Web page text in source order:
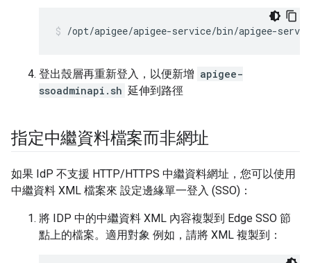
/opt/apigee/apigee-service/bin/apigee-
登出殼層再重新登入，以便新增 apigee-
ssoadminapi.sh 延伸到路徑
指定中繼資料檔案而非網址
如果 IdP 不支援 HTTP/HTTPS 中繼資料網址，您可以使用
中繼資料 XML 檔案來 設定邊緣單一登入 (SSO)：
將 IDP 中的中繼資料 XML 內容複製到 Edge SSO 節
點上的檔案。適用對象 例如，請將 XML 複製到：